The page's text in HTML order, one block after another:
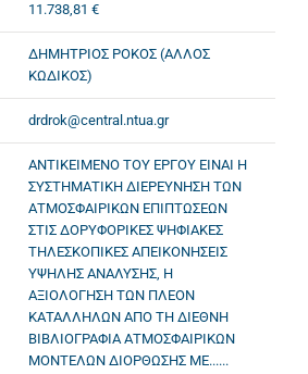
11.738,81 €
ΔΗΜΗΤΡΙΟΣ ΡΟΚΟΣ (ΑΛΛΟΣ
ΚΩΔΙΚΟΣ)
drdrok@central.ntua.gr
ΑΝΤΙΚΕΙΜΕΝΟ ΤΟΥ ΕΡΓΟΥ ΕΙΝΑΙ Η
ΣΥΣΤΗΜΑΤΙΚΗ ΔΙΕΡΕΥΝΗΣΗ ΤΩΝ
ΑΤΜΟΣΦΑΙΡΙΚΩΝ ΕΠΙΠΤΩΣΕΩΝ
ΣΤΙΣ ΔΟΡΥΦΟΡΙΚΕΣ ΨΗΦΙΑΚΕΣ
ΤΗΛΕΣΚΟΠΙΚΕΣ ΑΠΕΙΚΟΝΗΣΕΙΣ
ΥΨΗΛΗΣ ΑΝΑΛΥΣΗΣ, Η
ΑΞΙΟΛΟΓΗΣΗ ΤΩΝ ΠΛΕΟΝ
ΚΑΤΑΛΛΗΛΩΝ ΑΠΟ ΤΗ ΔΙΕΘΝΗ
ΒΙΒΛΙΟΓΡΑΦΙΑ ΑΤΜΟΣΦΑΙΡΙΚΩΝ
ΜΟΝΤΕΛΩΝ ΔΙΟΡΘΩΣΗΣ ΜΕ......